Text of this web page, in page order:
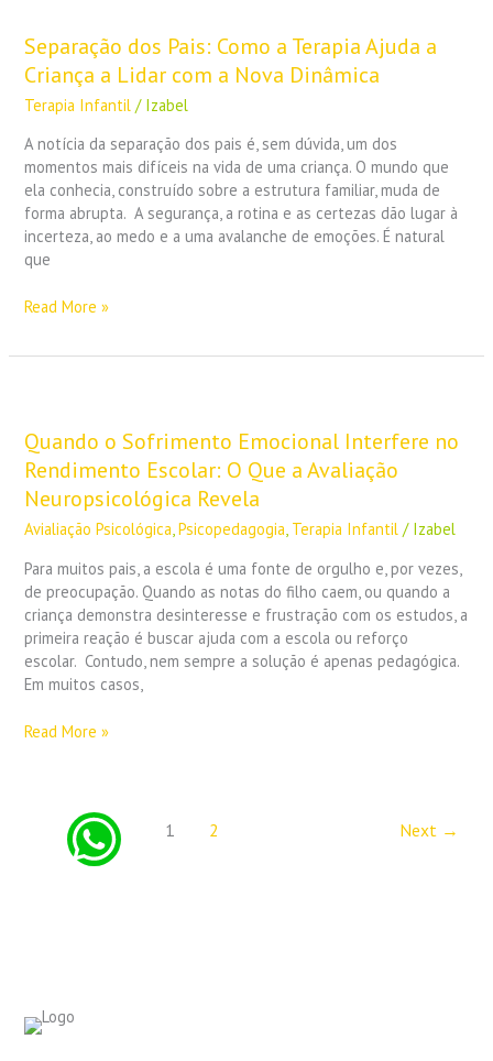
Separação dos Pais: Como a Terapia Ajuda a
Criança a Lidar com a Nova Dinâmica
Terapia Infantil / Izabel
A notícia da separação dos pais é, sem dúvida, um dos
momentos mais difíceis na vida de uma criança. O mundo que
ela conhecia, construído sobre a estrutura familiar, muda de
forma abrupta. A segurança, a rotina e as certezas dão lugar à
incerteza, ao medo e a uma avalanche de emoções. É natural
que
Pais:
Como
a
Terapia
Ajuda
a
Criança
a
Lidar
com
a
Nova
Dinâmica
Read More »
Quando o Sofrimento Emocional Interfere no
Rendimento Escolar: O Que a Avaliação
Neuropsicológica Revela
Avialiação Psicológica,Psicopedagogia, Terapia Infantil / Izabel
Para muitos pais, a escola é uma fonte de orgulho e, por vezes,
de preocupação. Quando as notas do filho caem, ou quando a
criança demonstra desinteresse e frustração com os estudos, a
primeira reação é buscar ajuda com a escola ou reforço
escolar. Contudo, nem sempre a solução é apenas pedagógica.
Em muitos casos,
Sofrimento
Emocional
Interfere
no
Rendimento
O
Que
a
Avaliação
Neuropsicológica
Revela
Read More »
1 2 Next →